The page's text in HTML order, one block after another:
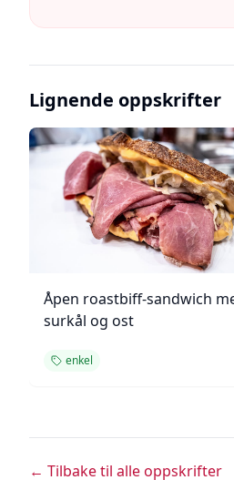
Lignende oppskrifter
Åpen roastbiff-sandwich
surkål og ost
enkel
← Tilbake til alle oppskrifter